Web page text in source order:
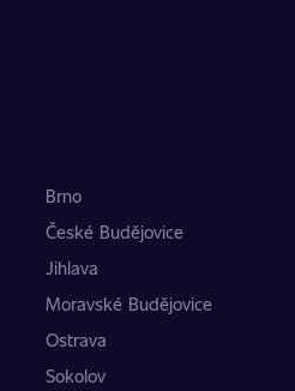
Brno
České Budějovice
Jihlava
Moravské Budějovice
Ostrava
Sokolov